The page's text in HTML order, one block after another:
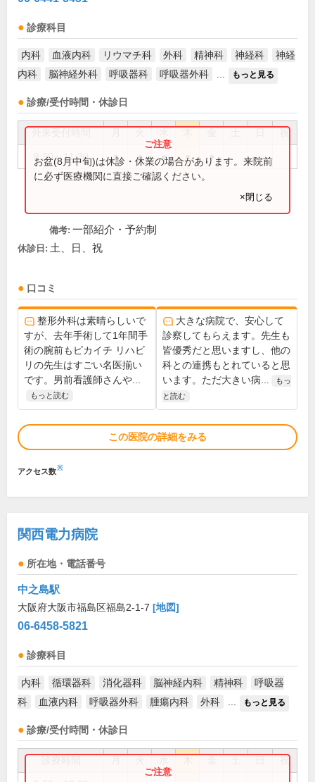
診療科目
内科 血液内科 リウマチ科 外科 精神科 神経科
神経
内科
脳神経外科 呼吸器科 呼吸器外科 もっと見る
診療/受付時間・休診日
祝
8:30～11:30 ● ● ● ● ●
お盆(8月中旬)は休診・休業の場合があります。来院前
に必ず医療機関に直接ご確認ください。
×閉じる
備考: 一部紹介・予約制
休診日: 土、日、祝
口コミ
整形外科は素晴らしいで
すが、去年手術して1年間手
術の腕前もピカイチ リハビ
リの先生はすごい名医揃い
です。男前看護師さんや...
もっと読む
大きな病院で、安心して
診察してもらえます。先生も
皆優秀だと思いますし、他の
科との連携もとれていると思
います。ただ大きい病...
もっ
と読む
この医院の詳細をみる
アクセス数※
関西電力病院
所在地・電話番号
中之島駅
大阪府大阪市福島区福島2-1-7 [地図]
06-6458-5821
診療科目
内科 循環器科 消化器科 脳神経内科 精神科
呼吸器
科
血液内科 呼吸器外科 腫瘍内科 外科 もっと見る
診療/受付時間・休診日
祝